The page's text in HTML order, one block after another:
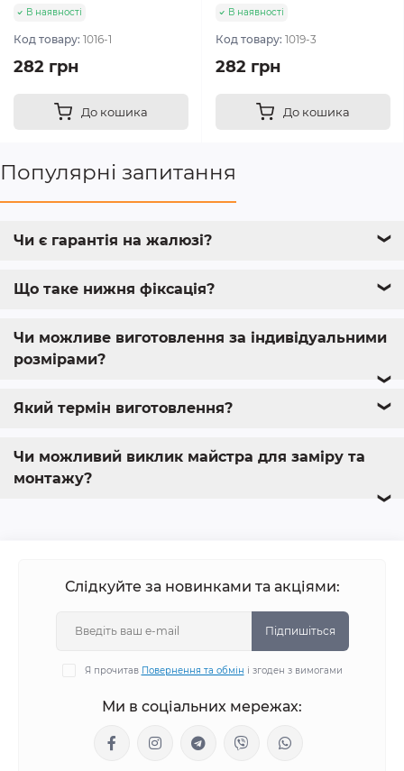
В наявності
Код товару: 1016-1
282 грн
До кошика
В наявності
Код товару: 1019-3
282 грн
До кошика
Популярні запитання
Чи є гарантія на жалюзі? ❯
Що таке нижня фіксація? ❯
Чи можливе виготовлення за індивідуальними
розмірами?
❯
Який термін виготовлення? ❯
Чи можливий виклик майстра для заміру та
монтажу?
❯
Слідкуйте за новинками та акціями:
Підпишіться
Я прочитав Повернення та обмін і згоден з вимогами
Ми в соціальних мережах: